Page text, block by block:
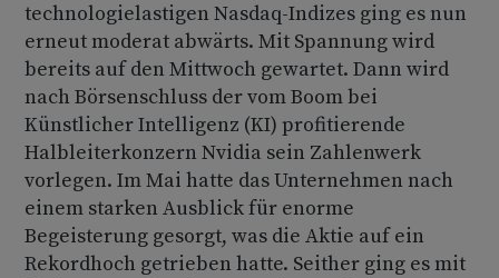
technologielastigen Nasdaq-Indizes ging es nun
erneut moderat abwärts. Mit Spannung wird
bereits auf den Mittwoch gewartet. Dann wird
nach Börsenschluss der vom Boom bei
Künstlicher Intelligenz (KI) profitierende
Halbleiterkonzern Nvidia sein Zahlenwerk
vorlegen. Im Mai hatte das Unternehmen nach
einem starken Ausblick für enorme
Begeisterung gesorgt, was die Aktie auf ein
Rekordhoch getrieben hatte. Seither ging es mit